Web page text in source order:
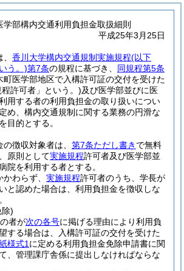
学部構内交通利用負担金取扱細則
平成25年3月25日
香川大学構内交通規制実施規程(以下
う。)第7条の規程に基づき、 同規程第5条
町医学部地区で入構許可証の交付を受けた
許可者」という。)及び医学部並びに医
用する者の利用負担金の取り扱いについ
め、構内交通規制に関する業務の円滑な
目的とする。
徴収対象者は、 第7条ただし書き で無料
原則として実施規程許可者及び医学部並
院を利用する者とする。
わらず、 実施規程許可者のうち、学長が
と認めた場合は、利用負担金を徴収しな
)
の者が次の各号に掲げる理由により利用負
する場合は、入構許可証の交付を受けた
様式1 に定める利用負担金免除申請書に関
、管理課庁舎係に提出しなければならな